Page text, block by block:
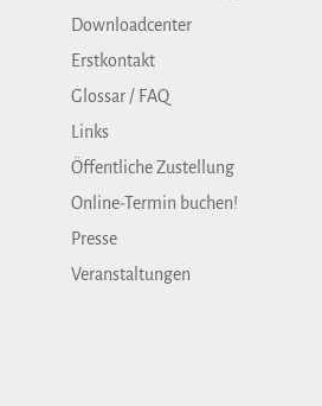
Downloadcenter
Erstkontakt
Glossar / FAQ
Links
Öffentliche Zustellung
Online-Termin buchen!
Presse
Veranstaltungen